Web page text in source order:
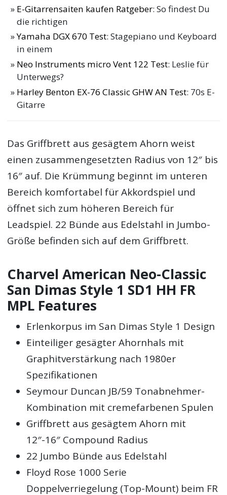
E-Gitarrensaiten kaufen Ratgeber: So findest Du
die richtigen
Yamaha DGX 670 Test: Stagepiano und Keyboard
in einem
Neo Instruments micro Vent 122 Test: Leslie für
Unterwegs?
Harley Benton EX-76 Classic GHW AN Test: 70s E-
Gitarre
Das Griffbrett aus gesägtem Ahorn weist
einen zusammengesetzten Radius von 12″ bis
16″ auf. Die Krümmung beginnt im unteren
Bereich komfortabel für Akkordspiel und
öffnet sich zum höheren Bereich für
Leadspiel. 22 Bünde aus Edelstahl in Jumbo-
Größe befinden sich auf dem Griffbrett.
Charvel American Neo-Classic
San Dimas Style 1 SD1 HH FR
MPL Features
Erlenkorpus im San Dimas Style 1 Design
Einteiliger gesägter Ahornhals mit
Graphitverstärkung nach 1980er
Spezifikationen
Seymour Duncan JB/59 Tonabnehmer-
Kombination mit cremefarbenen Spulen
Griffbrett aus gesägtem Ahorn mit
12″-16″ Compound Radius
22 Jumbo Bünde aus Edelstahl
Floyd Rose 1000 Serie
Doppelverriegelung (Top-Mount) beim FR